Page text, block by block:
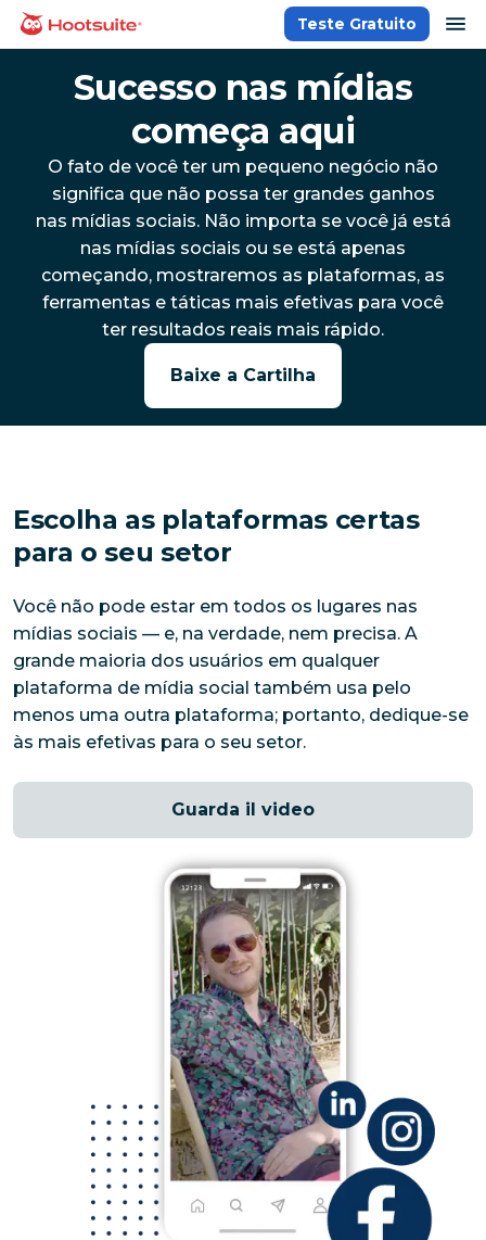
para
conteúdo
Página inicial
Teste Gratuito
Sucesso nas mídias
começa aqui
O fato de você ter um pequeno negócio não
significa que não possa ter grandes ganhos
nas mídias sociais. Não importa se você já está
nas mídias sociais ou se está apenas
começando, mostraremos as plataformas, as
ferramentas e táticas mais efetivas para você
ter resultados reais mais rápido.
Baixe a Cartilha
Escolha as plataformas certas
para o seu setor
Você não pode estar em todos os lugares nas
mídias sociais — e, na verdade, nem precisa. A
grande maioria dos usuários em qualquer
plataforma de mídia social também usa pelo
menos uma outra plataforma; portanto, dedique-se
às mais efetivas para o seu setor.
Guarda il video